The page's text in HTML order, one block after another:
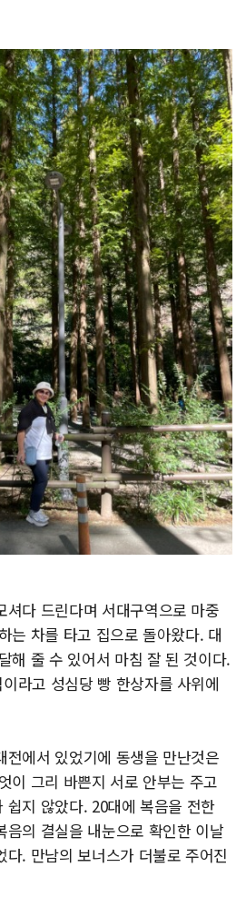
셔다 드린다며 서대구역으로 마중
는 차를 타고 집으로 돌아왔다. 대
해 줄 수 있어서 마침 잘 된 것이다.
라고 성심당 빵 한상자를 사위에
에서 있었기에 동생을 만난것은
이 그리 바쁜지 서로 안부는 주고
쉽지 않았다. 20대에 복음을 전한
음의 결실을 내눈으로 확인한 이날
다. 만남의 보너스가 더불로 주어진